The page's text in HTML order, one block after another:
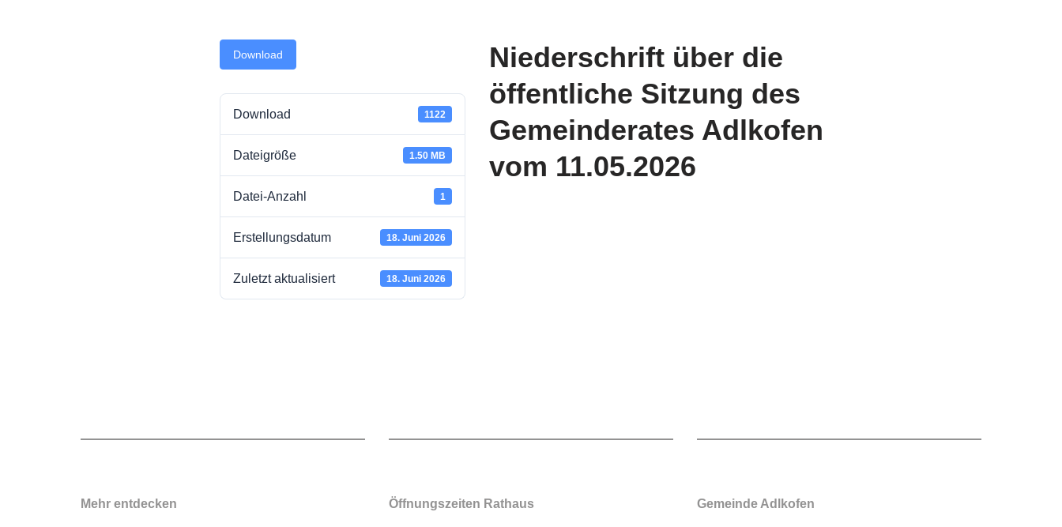
Download
Download 1122
Dateigröße 1.50 MB
Datei-Anzahl 1
Erstellungsdatum 18. Juni 2026
Zuletzt aktualisiert 18. Juni 2026
Niederschrift über die
öffentliche Sitzung des
Gemeinderates Adlkofen
vom 11.05.2026
Mehr entdecken Öffnungszeiten Rathaus Gemeinde Adlkofen